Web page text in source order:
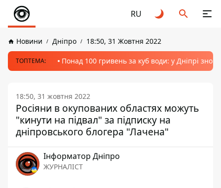
RU
Новини Дніпро 18:50, 31 Жовтня 2022
ТОПТЕМА: Понад 100 гривень за куб води: у Дніпрі
18:50, 31 жовтня 2022
Росіяни в окупованих областях можуть
"кинути на підвал" за підписку на
дніпровського блогера "Лачена"
Інформатор Дніпро
ЖУРНАЛІСТ